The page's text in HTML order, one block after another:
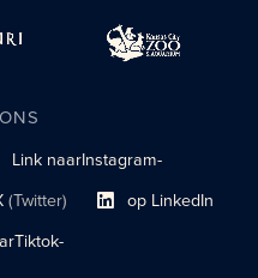
Link naarInstagram-
profiel
(Twitter)
profiellink Link naar sociaal
op LinkedIn
Tiktok-